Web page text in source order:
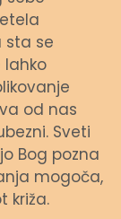
sta se
lahko
od nas
Sveti
Bog pozna
mogoča,
križa.